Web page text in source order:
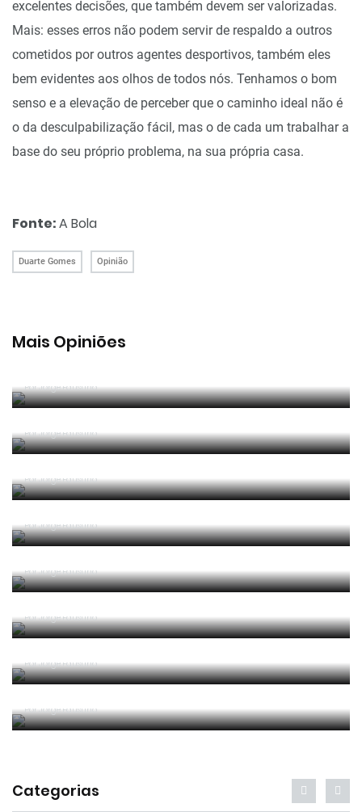
excelentes decisões, que também devem ser valorizadas.
Mais: esses erros não podem servir de respaldo a outros
cometidos por outros agentes desportivos, também eles
bem evidentes aos olhos de todos nós. Tenhamos o bom
senso e a elevação de perceber que o caminho ideal não é
o da desculpabilização fácil, mas o de cada um trabalhar a
base do seu próprio problema, na sua própria casa.
Fonte:A Bola
Duarte Gomes Opinião
Mais Opiniões
PorJorge Faustino
PorJorge Faustino
PorJorge Faustino
PorJorge Faustino
PorJorge Faustino
PorJorge Faustino
PorJorge Faustino
PorJorge Faustino
Categorias